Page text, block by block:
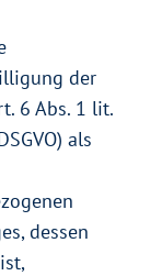
der
6 Abs. 1 lit.
als
dessen